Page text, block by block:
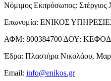
Νόμιμος Εκπρόσωπος: Στέργιος
Επωνυμία: ΕΝΙΚΟΣ
ΑΦΜ: 800384700 ΔΟΥ:
Έδρα: Πλαστήρα Νικολάου,
Email: info@enikos.gr